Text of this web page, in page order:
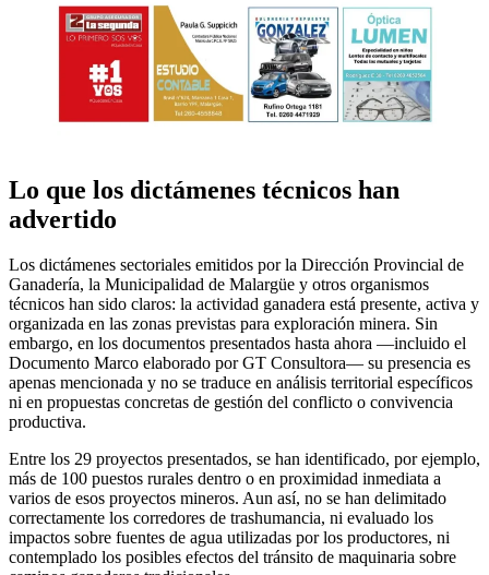
Lo que los dictámenes técnicos han
advertido
Los dictámenes sectoriales emitidos por la Dirección Provincial de
Ganadería, la Municipalidad de Malargüe y otros organismos
técnicos han sido claros: la actividad ganadera está presente, activa y
organizada en las zonas previstas para exploración minera. Sin
embargo, en los documentos presentados hasta ahora —incluido el
Documento Marco elaborado por GT Consultora— su presencia es
apenas mencionada y no se traduce en análisis territorial específicos
ni en propuestas concretas de gestión del conflicto o convivencia
productiva.
Entre los 29 proyectos presentados, se han identificado, por ejemplo,
más de 100 puestos rurales dentro o en proximidad inmediata a
varios de esos proyectos mineros. Aun así, no se han delimitado
correctamente los corredores de trashumancia, ni evaluado los
impactos sobre fuentes de agua utilizadas por los productores, ni
contemplado los posibles efectos del tránsito de maquinaria sobre